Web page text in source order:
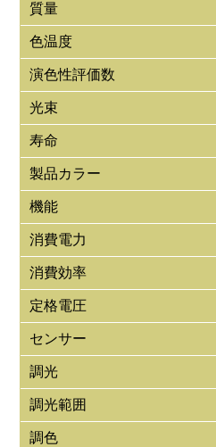
質量
色温度
演色性評価数
光束
寿命
製品カラー
機能
消費電力
消費効率
定格電圧
センサー
調光
調光範囲
調色